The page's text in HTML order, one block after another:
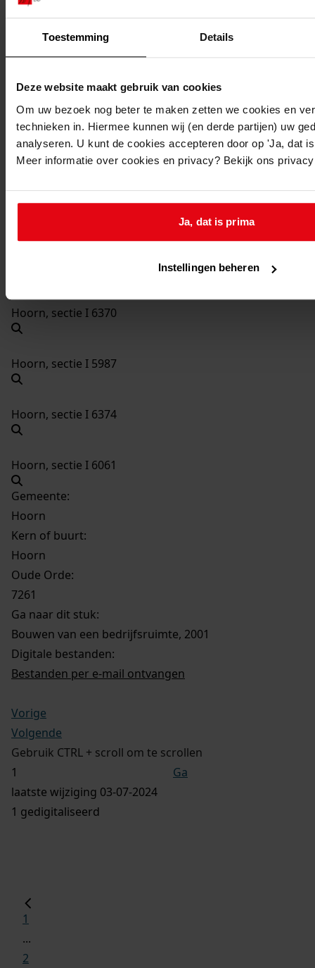
Toestemming Details
Deze website maakt gebruik van cookies
Om uw bezoek nog beter te maken zetten we cookies en
technieken in. Hiermee kunnen wij (en derde partijen) uw
analyseren. U kunt de cookies accepteren door op 'Ja, dat
Meer informatie over cookies en privacy? Bekijk ons
Ja, dat is prima
Instellingen beheren
7261Bouwen van een bedrijfsruimte, 2001
Datering:
2001
Bouwen van een bedrijfsruimte
Datum vergunning:
24-04-2001
Adres:
Hoorn, De Corantijn 61
Hoorn, sectie I 6370
Hoorn, sectie I 5987
Hoorn, sectie I 6374
Hoorn, sectie I 6061
Gemeente:
Hoorn
Kern of buurt:
Hoorn
Oude Orde:
7261
Ga naar dit stuk:
Bouwen van een bedrijfsruimte, 2001
Digitale bestanden:
Bestanden per e-mail ontvangen
Vorige
Volgende
Gebruik CTRL + scroll om te scrollen
Ga
laatste wijziging 03-07-2024
1 gedigitaliseerd
1
...
2